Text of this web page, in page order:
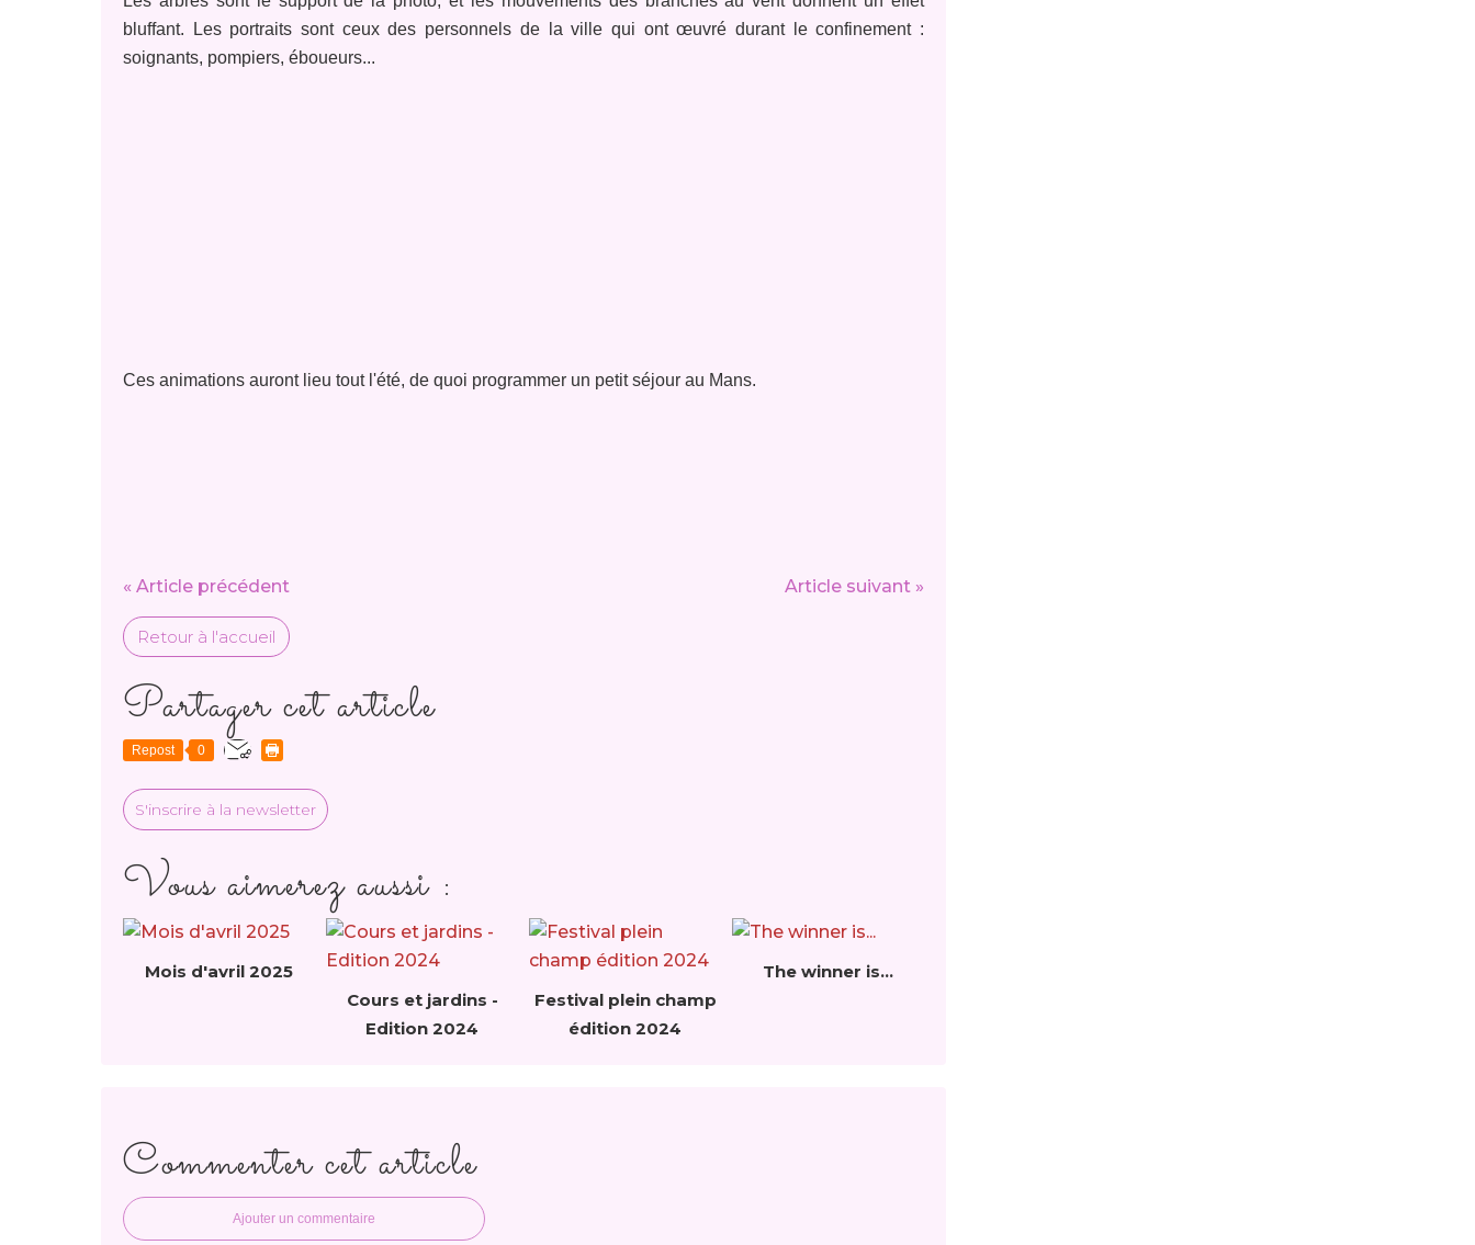
bluffant. Les portraits sont ceux des personnels de la ville qui ont œuvré durant le confinement :
soignants, pompiers, éboueurs...
Ces animations auront lieu tout l'été, de quoi programmer un petit séjour au Mans.
« Article précédent Article suivant »
Retour à l'accueil
Partager cet article
Repost 0
S'inscrire à la newsletter
Vous aimerez aussi :
Mois d'avril 2025
Cours et jardins -
Edition 2024
Festival plein champ
édition 2024
The winner is...
Commenter cet article
Ajouter un commentaire